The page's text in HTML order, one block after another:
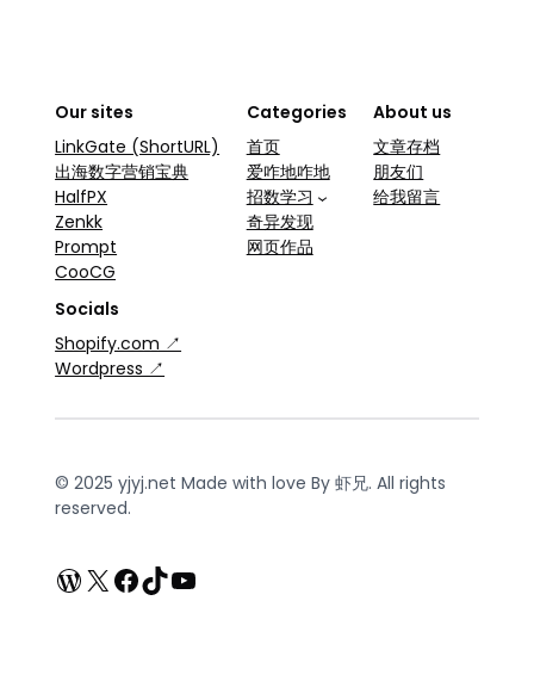
Our sites
LinkGate (ShortURL)
出海数字营销宝典
HalfPX
Zenkk
Prompt
CooCG
Categories
首页
爱咋地咋地
招数学习
奇异发现
网页作品
About us
文章存档
朋友们
给我留言
Socials
Shopify.com ↗
Wordpress ↗
© 2025 yjyj.net Made with love By 虾兄. All rights
reserved.
WordPress
X Facebook
TikTokYouTube